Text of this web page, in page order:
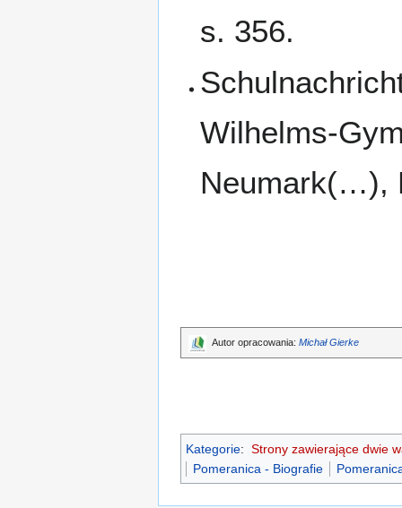
s. 356.
Wilhelms-
Neumark(…),
Autor opracowania: Michał Gierke
Kategorie: Strony zawierające dwie
Pomeranica - Biografie